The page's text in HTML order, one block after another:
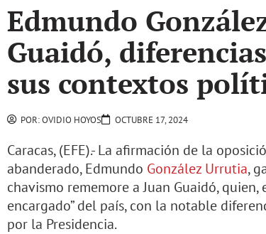
Edmundo
Guaidó,
sus contextos
POR:OVIDIO HOYOS OCTUBRE 17, 2024
Caracas, (EFE).- La afirmación de la
abanderado, Edmundo González Urrutia,
chavismo rememore a Juan Guaidó,
encargado” del país, con la notable
por la Presidencia.